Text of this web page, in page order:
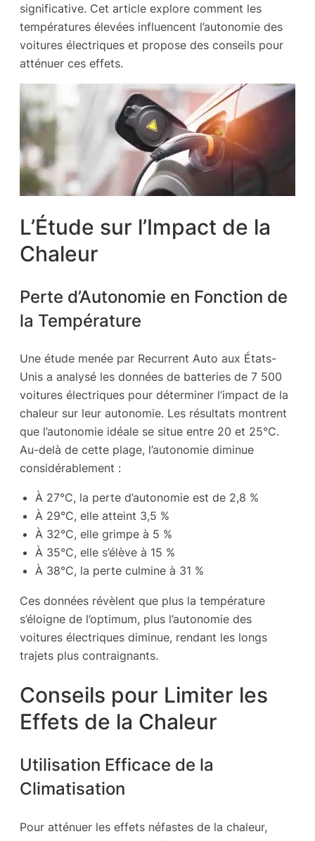
significative. Cet article explore comment les
températures élevées influencent l’autonomie des
voitures électriques et propose des conseils pour
atténuer ces effets.
L’Étude sur l’Impact de la
Chaleur
Perte d’Autonomie en Fonction de
la Température
Une étude menée par Recurrent Auto aux États-
Unis a analysé les données de batteries de 7 500
voitures électriques pour déterminer l’impact de la
chaleur sur leur autonomie. Les résultats montrent
que l’autonomie idéale se situe entre 20 et 25°C.
Au-delà de cette plage, l’autonomie diminue
considérablement :
À 27°C, la perte d’autonomie est de 2,8 %
À 29°C, elle atteint 3,5 %
À 32°C, elle grimpe à 5 %
À 35°C, elle s’élève à 15 %
À 38°C, la perte culmine à 31 %
Ces données révèlent que plus la température
s’éloigne de l’optimum, plus l’autonomie des
voitures électriques diminue, rendant les longs
trajets plus contraignants.
Conseils pour Limiter les
Effets de la Chaleur
Utilisation Efficace de la
Climatisation
Pour atténuer les effets néfastes de la chaleur,